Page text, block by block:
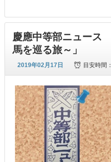
慶應中等部ニュース
馬を巡る旅～」
2019年02月17日 目安時間